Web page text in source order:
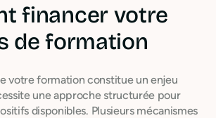
financer votre
de formation
votre formation constitue un enjeu
une approche structurée pour
disponibles. Plusieurs mécanismes